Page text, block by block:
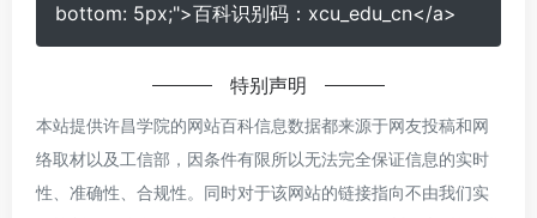
bottom: 5px;">百科识别码：xcu_edu_cn</a>
特别声明
本站提供许昌学院的网站百科信息数据都来源于网友投稿和网
络取材以及工信部，因条件有限所以无法完全保证信息的实时
性、准确性、合规性。同时对于该网站的链接指向不由我们实